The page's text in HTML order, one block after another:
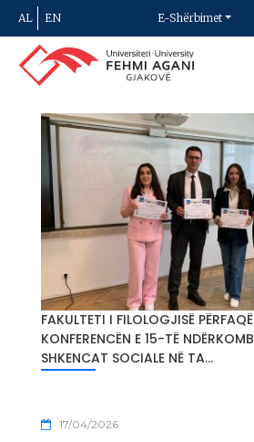
AL EN E-Shërbimet
FAKULTETI I FILOLOGJISË
KONFERENCËN E 15-TË
SHKENCAT SOCIALE NË TA...
17/04/2026